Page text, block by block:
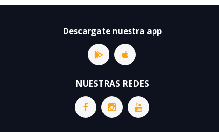
Descargate nuestra app
NUESTRAS REDES